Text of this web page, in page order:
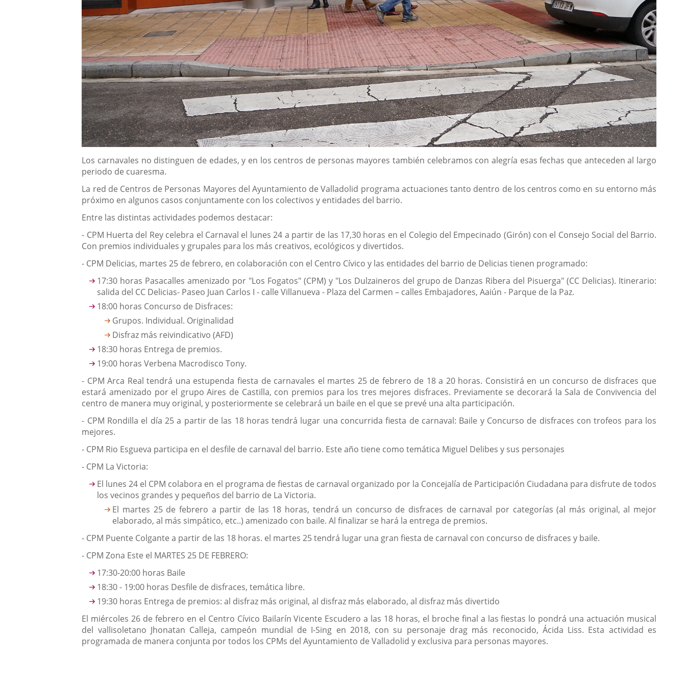
Descripción
Los carnavales no distinguen de edades, y en los centros de personas mayores también celebramos con alegría esas fechas que anteceden al largo
periodo de cuaresma.
La red de Centros de Personas Mayores del Ayuntamiento de Valladolid programa actuaciones tanto dentro de los centros como en su entorno más
próximo en algunos casos conjuntamente con los colectivos y entidades del barrio.
Entre las distintas actividades podemos destacar:
- CPM Huerta del Rey celebra el Carnaval el lunes 24 a partir de las 17,30 horas en el Colegio del Empecinado (Girón) con el Consejo Social del Barrio.
Con premios individuales y grupales para los más creativos, ecológicos y divertidos.
- CPM Delicias, martes 25 de febrero, en colaboración con el Centro Cívico y las entidades del barrio de Delicias tienen programado:
17:30 horas Pasacalles amenizado por "Los Fogatos" (CPM) y "Los Dulzaineros del grupo de Danzas Ribera del Pisuerga" (CC Delicias). Itinerario:
salida del CC Delicias- Paseo Juan Carlos I - calle Villanueva - Plaza del Carmen – calles Embajadores, Aaiún - Parque de la Paz.
18:00 horas Concurso de Disfraces:
Grupos. Individual. Originalidad
Disfraz más reivindicativo (AFD)
18:30 horas Entrega de premios.
19:00 horas Verbena Macrodisco Tony.
- CPM Arca Real tendrá una estupenda fiesta de carnavales el martes 25 de febrero de 18 a 20 horas. Consistirá en un concurso de disfraces que
estará amenizado por el grupo Aires de Castilla, con premios para los tres mejores disfraces. Previamente se decorará la Sala de Convivencia del
centro de manera muy original, y posteriormente se celebrará un baile en el que se prevé una alta participación.
- CPM Rondilla el día 25 a partir de las 18 horas tendrá lugar una concurrida fiesta de carnaval: Baile y Concurso de disfraces con trofeos para los
mejores.
- CPM Rio Esgueva participa en el desfile de carnaval del barrio. Este año tiene como temática Miguel Delibes y sus personajes
- CPM La Victoria:
El lunes 24 el CPM colabora en el programa de fiestas de carnaval organizado por la Concejalía de Participación Ciudadana para disfrute de todos
los vecinos grandes y pequeños del barrio de La Victoria.
El martes 25 de febrero a partir de las 18 horas, tendrá un concurso de disfraces de carnaval por categorías (al más original, al mejor
elaborado, al más simpático, etc..) amenizado con baile. Al finalizar se hará la entrega de premios.
- CPM Puente Colgante a partir de las 18 horas. el martes 25 tendrá lugar una gran fiesta de carnaval con concurso de disfraces y baile.
- CPM Zona Este el MARTES 25 DE FEBRERO:
17:30-20:00 horas Baile
18:30 - 19:00 horas Desfile de disfraces, temática libre.
19:30 horas Entrega de premios: al disfraz más original, al disfraz más elaborado, al disfraz más divertido
El miércoles 26 de febrero en el Centro Cívico Bailarín Vicente Escudero a las 18 horas, el broche final a las fiestas lo pondrá una actuación musical
del vallisoletano Jhonatan Calleja, campeón mundial de I-Sing en 2018, con su personaje drag más reconocido, Ácida Liss. Esta actividad es
programada de manera conjunta por todos los CPMs del Ayuntamiento de Valladolid y exclusiva para personas mayores.